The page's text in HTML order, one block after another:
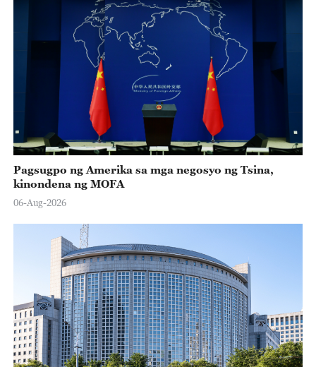
Pagsugpo ng Amerika sa mga negosyo ng Tsina,
kinondena ng MOFA
06-Aug-2026